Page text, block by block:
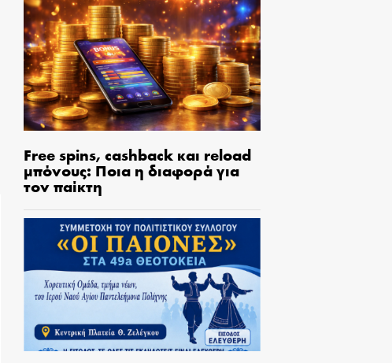
Free spins, cashback και reload
μπόνους: Ποια η διαφορά για
τον παίκτη